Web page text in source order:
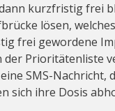
kurzfristig frei
lösen,
frei gewordene
der Prioritätenliste
SMS-Nachricht,
sich ihre Dosis